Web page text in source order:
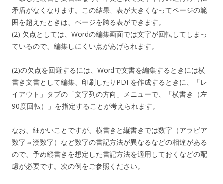
矛盾がなくなります。この結果、表が大きくなってページの範
囲を超えたときは、ページを跨る表ができます。
(2) 欠点としては、Wordの編集画面では文字が回転してしまっ
ているので、編集しにくい点があげられます。
(2)の欠点を回避するには、Wordで文書を編集するときには横
書き文書として編集、印刷したりPDFを作成するときに、「レ
イアウト」タブの「文字列の方向」メニューで、「横書き（左
90度回転）」を指定することが考えられます。
なお、細かいことですが、横書きと縦書きでは数字（アラビア
数字⇔漢数字）など数字の書記方法が異なるなどの相違がある
ので、予め縦書きを想定した書記方法を適用しておくなどの配
慮が必要です。次の例をご参照ください。